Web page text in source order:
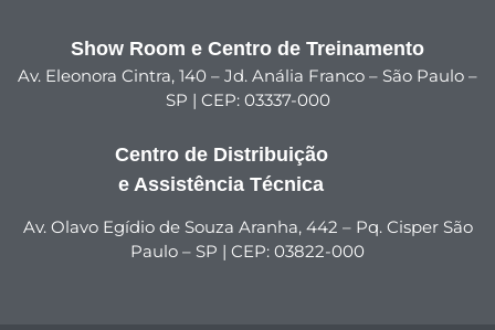
Show Room e Centro de Treinamento
Av. Eleonora Cintra, 140 – Jd. Anália Franco – São Paulo –
SP | CEP: 03337-000
Centro de Distribuição
e Assistência Técnica
Av. Olavo Egídio de Souza Aranha, 442 – Pq. Cisper São
Paulo – SP | CEP: 03822-000